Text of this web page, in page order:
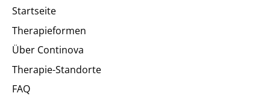
Startseite
Therapieformen
Über Continova
Therapie-Standorte
FAQ